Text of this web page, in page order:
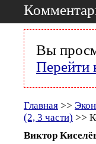
Вы
Перейти
Главная >>
(2, 3 части) >>
Виктор